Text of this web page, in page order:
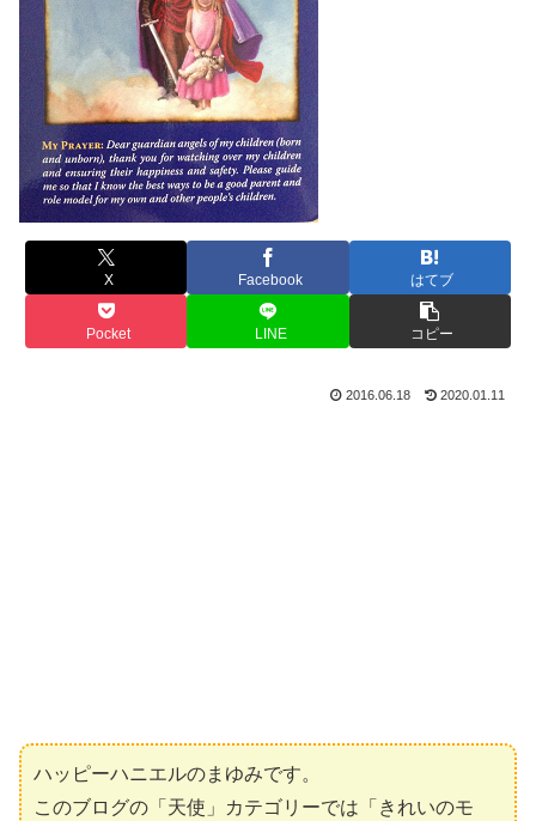
X Facebook はてブ
Pocket LINE コピー
2016.06.18 2020.01.11
ハッピーハニエルのまゆみです。
このブログの「天使」カテゴリーでは「きれいのモ